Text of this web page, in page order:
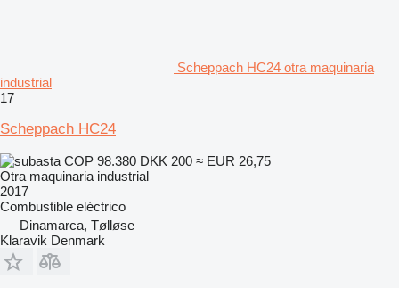
Scheppach HC24 otra maquinaria
industrial
17
Scheppach HC24
COP 98.380 DKK 200 ≈ EUR 26,75
Otra maquinaria industrial
2017
Combustible eléctrico
Dinamarca, Tølløse
Klaravik Denmark